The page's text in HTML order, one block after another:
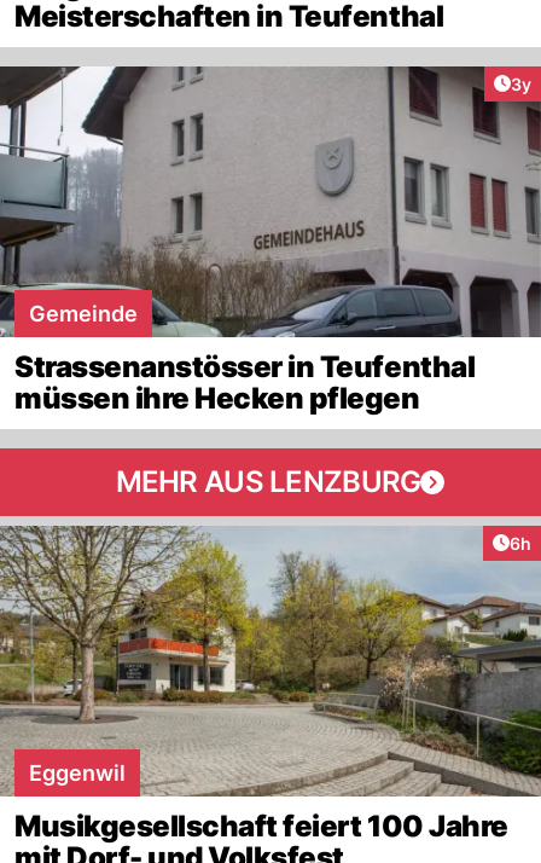
Meisterschaften in Teufenthal
3y
Gemeinde
Strassenanstösser in Teufenthal
müssen ihre Hecken pflegen
MEHR AUS LENZBURG
6h
Eggenwil
Musikgesellschaft feiert 100 Jahre